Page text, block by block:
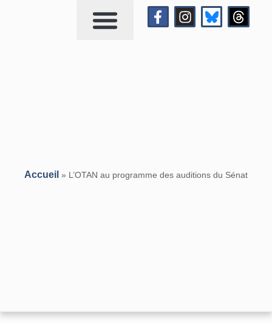
Accueil » L’OTAN au programme des auditions du Sénat